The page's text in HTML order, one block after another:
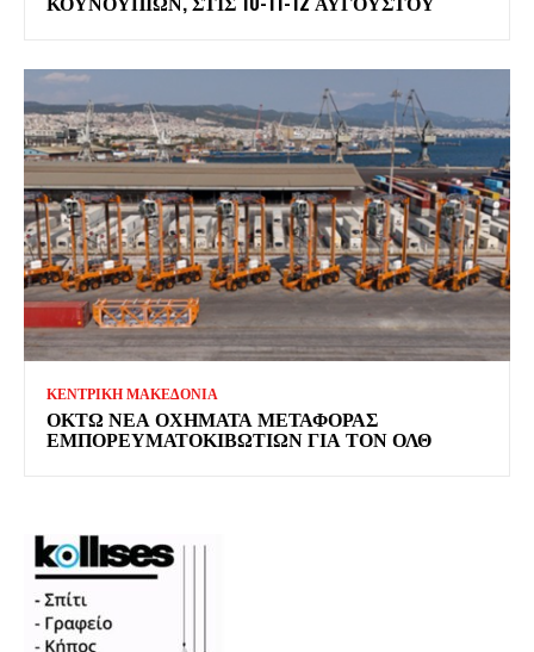
ΚΕΝΤΡΙΚΗ ΜΑΚΕΔΟΝΙΑ
ΟΚΤΏ ΝΈΑ ΟΧΉΜΑΤΑ ΜΕΤΑΦΟΡΆΣ
ΕΜΠΟΡΕΥΜΑΤΟΚΙΒΩΤΊΩΝ ΓΙΑ ΤΟΝ ΟΛΘ